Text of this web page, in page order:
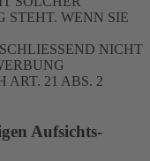
STEHT. WENN SIE
NICHT
ART. 21 ABS. 2
Aufsichts­